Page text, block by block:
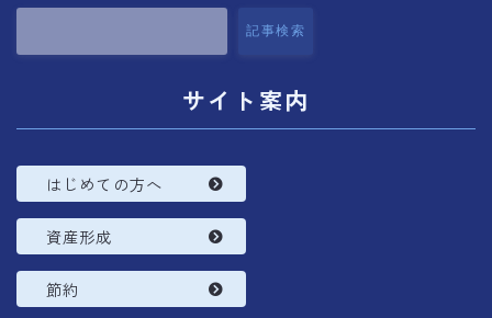
記事検索
サイト案内
はじめての方へ
資産形成
節約